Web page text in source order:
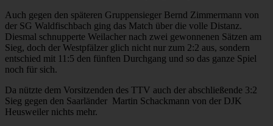
Auch gegen den späteren Gruppensieger Bernd Zimmermann von
der SG Waldfischbach ging das Match über die volle Distanz.
Diesmal schnupperte Weilacher nach zwei gewonnenen Sätzen am
Sieg, doch der Westpfälzer glich nicht nur zum 2:2 aus, sondern
entschied mit 11:5 den fünften Durchgang und so das ganze Spiel
noch für sich.
Da nützte dem Vorsitzenden des TTV auch der abschließende 3:2
Sieg gegen den Saarländer Martin Schackmann von der DJK
Heusweiler nichts mehr.